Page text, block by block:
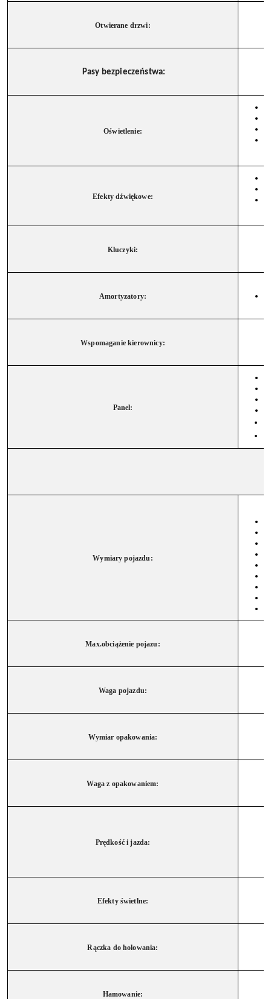
Otwierane drzwi:
Pasy bezpieczeństwa:
Oświetlenie:
Efekty dźwiękowe:
Kluczyki:
Amortyzatory:
Wspomaganie kierownicy:
Panel:
Wymiary pojazdu:
Max.obciążenie pojazu:
Waga pojazdu:
Wymiar opakowania:
Waga z opakowaniem:
Prędkość i jazda:
Efekty świetlne:
Rączka do holowania:
Hamowanie: